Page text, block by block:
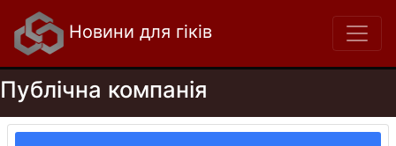
Новини для гіків
Публічна компанія